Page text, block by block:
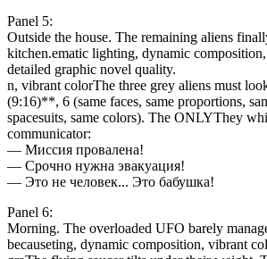
Panel 5:
Outside the house. The remaining aliens
kitchen.ematic lighting, dynamic
detailed graphic novel quality.
n, vibrant colorThe three grey aliens must
(9:16)**, 6 (same faces, same proportions,
spacesuits, same colors). The ONLYThey
communicator:
— Миссия провалена!
— Срочно нужна эвакуация!
— Это не человек... Это бабушка!
Panel 6:
Morning. The overloaded UFO barely
becauseting, dynamic composition, vibrant